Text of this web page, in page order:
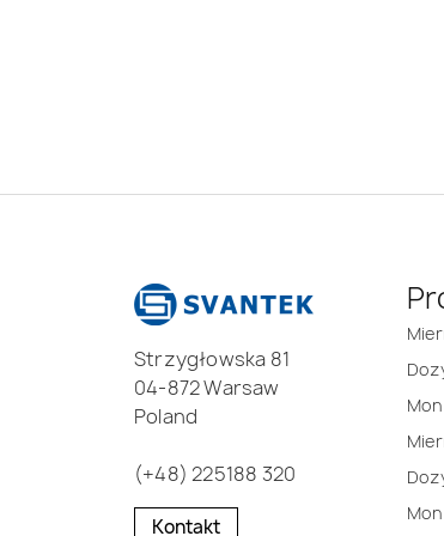
Strzygłowska 81
04-872 Warsaw
Poland
(+48) 225188 320
Kontakt